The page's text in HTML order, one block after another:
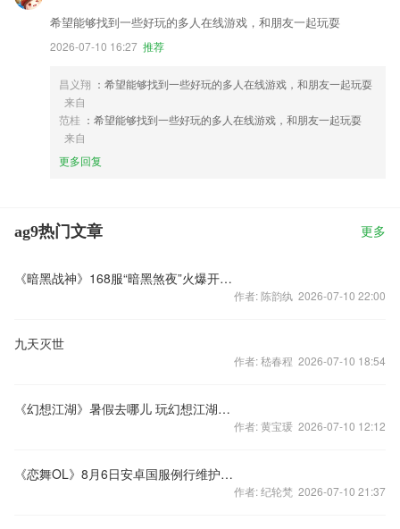
希望能够找到一些好玩的多人在线游戏，和朋友一起玩耍
2026-07-10 16:27 推荐
昌义翔 ：希望能够找到一些好玩的多人在线游戏，和朋友一起玩耍
来自
范桂 ：希望能够找到一些好玩的多人在线游戏，和朋友一起玩耍
来自
更多回复
ag9热门文章 更多
《暗黑战神》168服“暗黑煞夜”火爆开启！
作者: 陈韵纨 2026-07-10 22:00
九天灭世
作者: 嵇春程 2026-07-10 18:54
《幻想江湖》暑假去哪儿 玩幻想江湖（二）
作者: 黄宝瑗 2026-07-10 12:12
《恋舞OL》8月6日安卓国服例行维护公告
作者: 纪轮梵 2026-07-10 21:37